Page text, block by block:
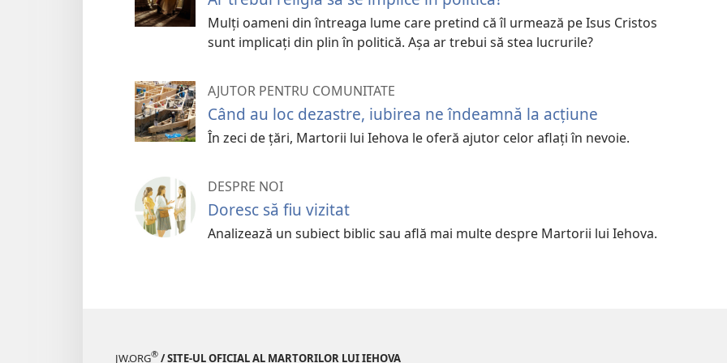
Mulți oameni din întreaga lume care pretind că îl urmează pe Isus Cristos
sunt implicați din plin în politică. Așa ar trebui să stea lucrurile?
AJUTOR PENTRU COMUNITATE
Când au loc dezastre, iubirea ne îndeamnă la acțiune
În zeci de țări, Martorii lui Iehova le oferă ajutor celor aflați în nevoie.
DESPRE NOI
Doresc să fiu vizitat
Analizează un subiect biblic sau află mai multe despre Martorii lui Iehova.
JW.ORG® / SITE-UL OFICIAL AL MARTORILOR LUI IEHOVA